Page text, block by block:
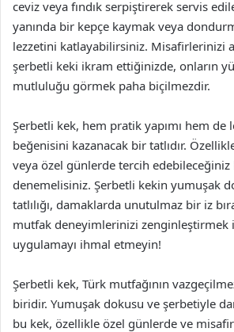
ceviz veya fındık serpiştirerek servis
yanında bir kepçe kaymak veya
lezzetini katlayabilirsiniz. Misafirlerinizi
şerbetli keki ikram ettiğinizde, onların
mutluluğu görmek paha biçilmezdir.
Şerbetli kek, hem pratik yapımı hem de
beğenisini kazanacak bir tatlıdır.
veya özel günlerde tercih
denemelisiniz. Şerbetli kekin yumuşak
tatlılığı, damaklarda unutulmaz bir iz
mutfak deneyimlerinizi zenginleştirmek
uygulamayı ihmal etmeyin!
Şerbetli kek, Türk mutfağının
biridir. Yumuşak dokusu ve şerbetiyle
bu kek, özellikle özel günlerde ve